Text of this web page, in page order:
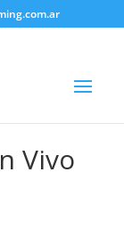
Vivo